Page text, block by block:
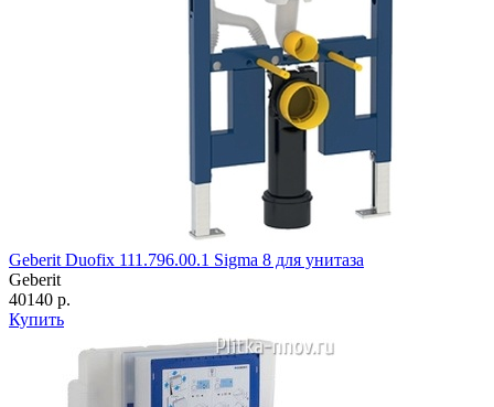
Geberit Duofix 111.796.00.1 Sigma 8 для унитаза
Geberit
40140 р.
Купить